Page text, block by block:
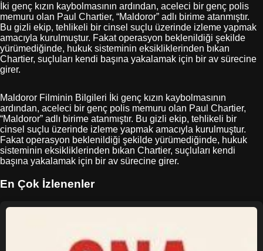
İki genç kızın kaybolmasının ardından, aceleci bir genç polis
memuru olan Paul Chartier, “Maldoror” adlı birime atanmıştır.
Bu gizli ekip, tehlikeli bir cinsel suçlu üzerinde izleme yapmak
amacıyla kurulmuştur. Fakat operasyon beklenildiği şekilde
yürümediğinde, hukuk sisteminin eksikliklerinden bıkan
Chartier, suçluları kendi başına yakalamak için bir av sürecine
girer.
Maldoror Filminin Bilgileri İki genç kızın kaybolmasının
ardından, aceleci bir genç polis memuru olan Paul Chartier,
“Maldoror” adlı birime atanmıştır. Bu gizli ekip, tehlikeli bir
cinsel suçlu üzerinde izleme yapmak amacıyla kurulmuştur.
Fakat operasyon beklenildiği şekilde yürümediğinde, hukuk
sisteminin eksikliklerinden bıkan Chartier, suçluları kendi
başına yakalamak için bir av sürecine girer.
En Çok İzlenenler